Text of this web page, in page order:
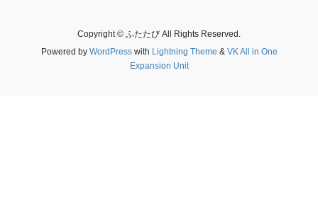
Copyright © ふたたび All Rights Reserved.
Powered by WordPresswith Lightning Theme & VK All in One
Expansion Unit